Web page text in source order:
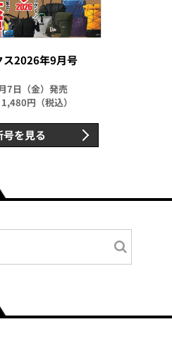
ス2026年9月号
7日（金）発売
円（税込）
号を見る